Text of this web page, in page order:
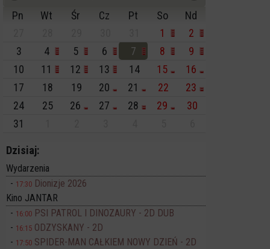
Pn
Wt Śr Cz Pt So
Nd
1
2
3
4 5 6 7 8
9
10
11 12 13 14 15
16
17
18 19 20 21 22
23
24
25 26 27 28 29
30
31
Dzisiaj:
Wydarzenia
17:30 Dionizje 2026
Kino JANTAR
16:00 PSI PATROL I DINOZAURY - 2D DUB
16:15 ODZYSKANY - 2D
17:50 SPIDER-MAN CAŁKIEM NOWY DZIEŃ - 2D